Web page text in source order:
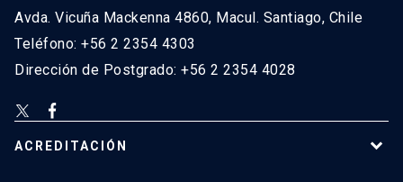
Avda. Vicuña Mackenna 4860, Macul. Santiago, Chile
Teléfono: +56 2 2354 4303
Dirección de Postgrado: +56 2 2354 4028
ACREDITACIÓN